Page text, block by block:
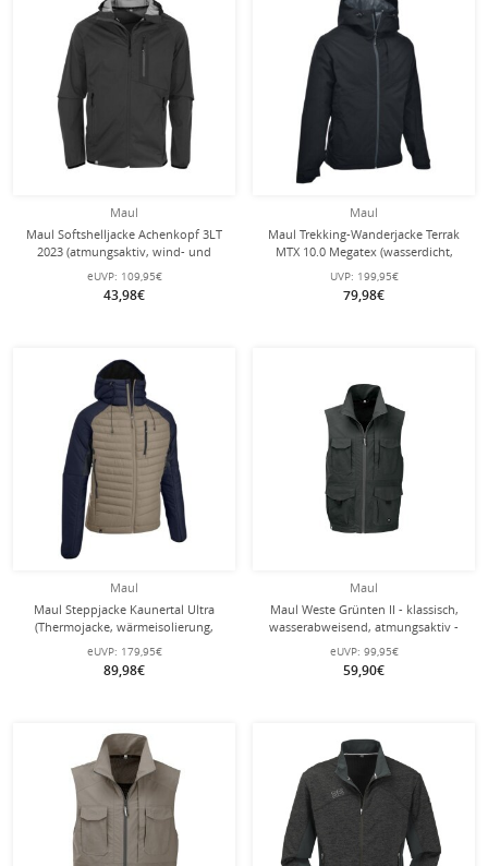
Maul
Maul Softshelljacke Achenkopf 3LT
2023 (atmungsaktiv, wind- und
wasserdicht) caviarschwarz Herren
eUVP: 109,95€
43,98€
Maul
Maul Trekking-Wanderjacke Terrak
MTX 10.0 Megatex (wasserdicht,
winddicht, atmungsaktiv) schwarz
Herren
UVP: 199,95€
79,98€
Maul
Maul Steppjacke Kaunertal Ultra
(Thermojacke, wärmeisolierung,
atmungsaktiv) beige Herren
eUVP: 179,95€
89,98€
Maul
Maul Weste Grünten II - klassisch,
wasserabweisend, atmungsaktiv -
schwarz Herren - Übergröße -
eUVP: 99,95€
59,90€